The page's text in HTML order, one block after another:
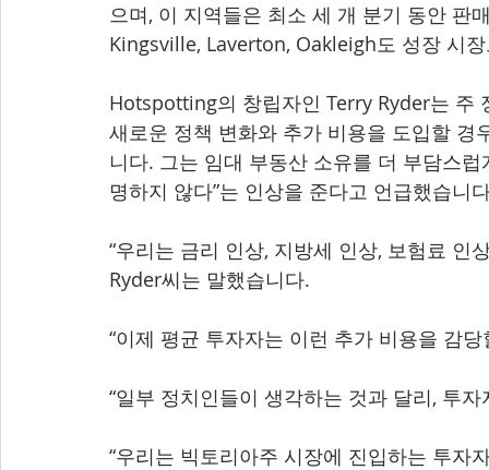
으며, 이 지역들은 최소 세 개 분기 동안
Kingsville, Laverton, Oakleigh도 성장 시
Hotspotting의 창립자인 Terry Ryder는 주
새로운 정책 변화와 추가 비용을 도입할 경
니다. 그는 임대 부동산 소유를 더 부담스
명하지 않다”는 인상을 준다고 언급했습니
“우리는 금리 인상, 지방세 인상, 보험료 인
Ryder씨는 말했습니다.
“이제 평균 투자자는 이런 추가 비용을 감
“일부 정치인들이 생각하는 것과 달리, 투
“우리는 빅토리아주 시장에 진입하는 투자